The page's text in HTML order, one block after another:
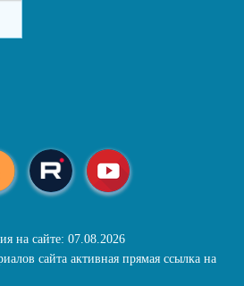
на сайте: 07.08.2026
сайта активная прямая ссылка на